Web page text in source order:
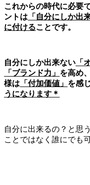
これからの時代に必要
ントは 「自分にしか出
に付けることです。
自分にしか出来ない 「
「ブランド力」 を高め
様は 「付加価値」 を感じ
うになります＊
自分に出来るの？と思
ことではなく誰にでも